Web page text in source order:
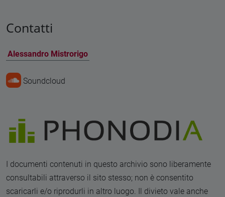
Contatti
Alessandro Mistrorigo
Soundcloud
I documenti contenuti in questo archivio sono liberamente
consultabili attraverso il sito stesso; non è consentito
scaricarli e/o riprodurli in altro luogo. Il divieto vale anche